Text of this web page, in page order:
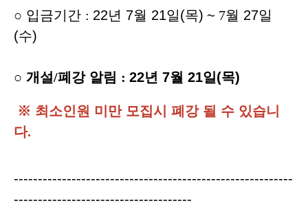
○ 입금기간 : 22년 7월 21일(목) ~ 7월 27일
(수)
○ 개설/폐강 알림 : 22년 7월 21일 (목)
※ 최소인원 미만 모집시 폐강 될 수 있습니
다.
----------------------------------------------------------
-------------------------------------